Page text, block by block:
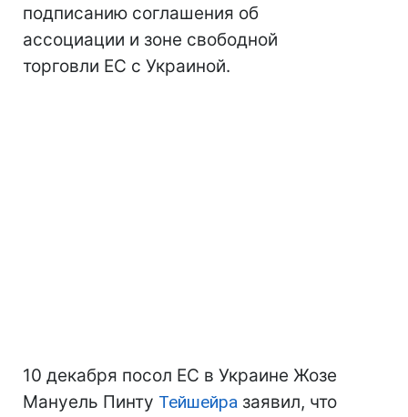
подписанию соглашения об
ассоциации и зоне свободной
торговли ЕС с Украиной.
10 декабря посол ЕС в Украине Жозе
Мануель Пинту Тейшейра заявил, что